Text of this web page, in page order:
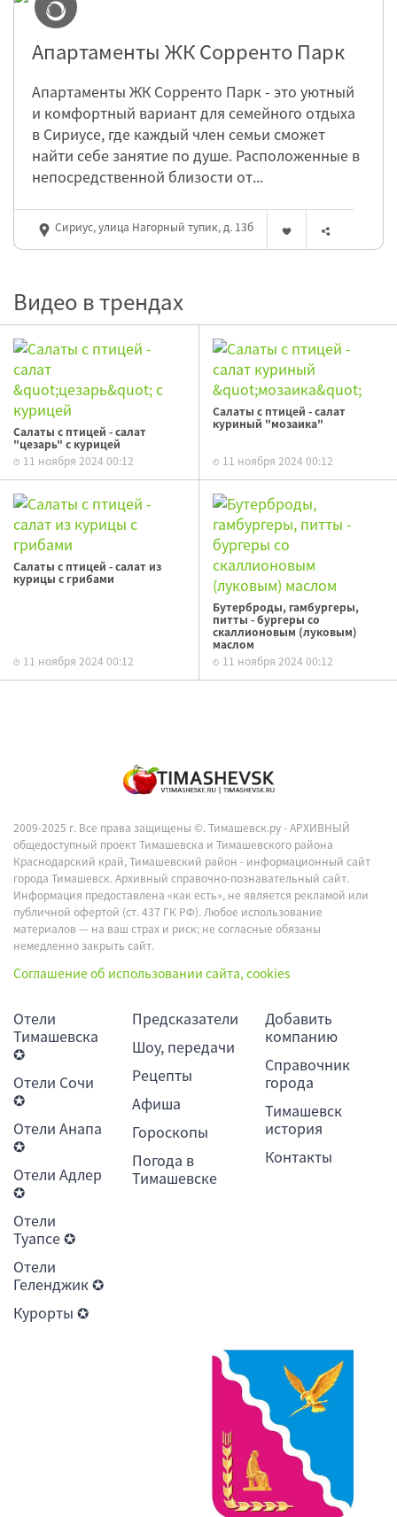
Апартаменты ЖК Сорренто Парк
Апартаменты ЖК Сорренто Парк - это уютный
и комфортный вариант для семейного отдыха
в Сириусе, где каждый член семьи сможет
найти себе занятие по душе. Расположенные в
непосредственной близости от...
Сириус, улица Нагорный тупик, д. 13б
Видео в трендах
Салаты с птицей - салат
"цезарь" с курицей
11 ноября 2024 00:12
Салаты с птицей - салат
куриный "мозаика"
11 ноября 2024 00:12
Салаты с птицей - салат из
курицы с грибами
11 ноября 2024 00:12
Бутерброды, гамбургеры,
питты - бургеры со
скаллионовым (луковым)
маслом
11 ноября 2024 00:12
2009-2025 г. Все права защищены ©.Тимашевск.ру - АРХИВНЫЙ
общедоступный проект Тимашевска и Тимашевского района
Краснодарский край, Тимашевский район - информационный сайт
города Тимашевск. Архивный справочно-познавательный сайт.
Информация предоставлена «как есть», не является рекламой или
публичной офертой (ст. 437 ГК РФ). Любое использование
материалов — на ваш страх и риск; не согласные обязаны
немедленно закрыть сайт.
Соглашение об использовании сайта, cookies
Отели
Тимашевска
✪
Отели Сочи
✪
Отели Анапа
✪
Отели Адлер
✪
Отели
Туапсе ✪
Отели
Геленджик ✪
Курорты ✪
Предсказатели
Шоу, передачи
Рецепты
Афиша
Гороскопы
Погода в
Тимашевске
Добавить
компанию
Справочник
города
Тимашевск
история
Контакты